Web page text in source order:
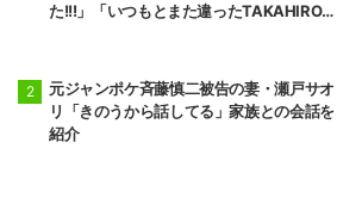
た!!!」「いつもとまた違ったTAKAHIROさ
元ジャンポケ斉藤慎二被告の妻・瀬戸サオ
リ「きのうから話してる」家族との会話を
紹介